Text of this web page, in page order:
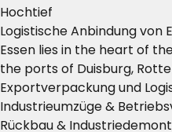
Hochtief
Logistische Anbindung von
Essen lies in the heart of
the ports of Duisburg,
Exportverpackung und
Industrieumzüge &
Rückbau &